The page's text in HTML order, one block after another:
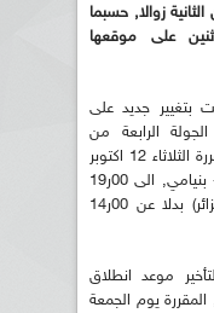
من الثانية زوالا, حسبما
على موقعها
بتغيير جديد على
الرابعة من
تصفيات كأس العالم 2022 بقطر, المقررة الثلاثاء 12 اكتوبر
2021 بملعب -الجنرال سيني كونتشي- بنيامي, الى 00ر19
بالتوقيت العالمي (00ر20 بتوقيت الجزائر) بدلا عن 00ر14
موعد انطلاق
المقررة يوم الجمعة